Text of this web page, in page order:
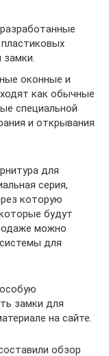
оконные и
как обычные
специальной
и открывания
для
серия,
которую
будут
можно
для
замки для
на сайте.
обзор